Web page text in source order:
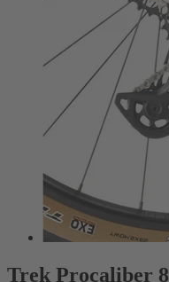
Trek Procaliber 8